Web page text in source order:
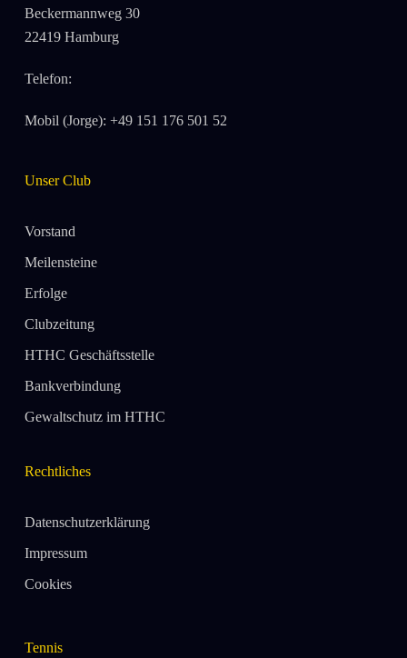
Beckermannweg 30
22419 Hamburg
Telefon:
Mobil (Jorge): +49 151 176 501 52
Unser Club
Vorstand
Meilensteine
Erfolge
Clubzeitung
HTHC Geschäftsstelle
Bankverbindung
Gewaltschutz im HTHC
Rechtliches
Datenschutzerklärung
Impressum
Cookies
Tennis